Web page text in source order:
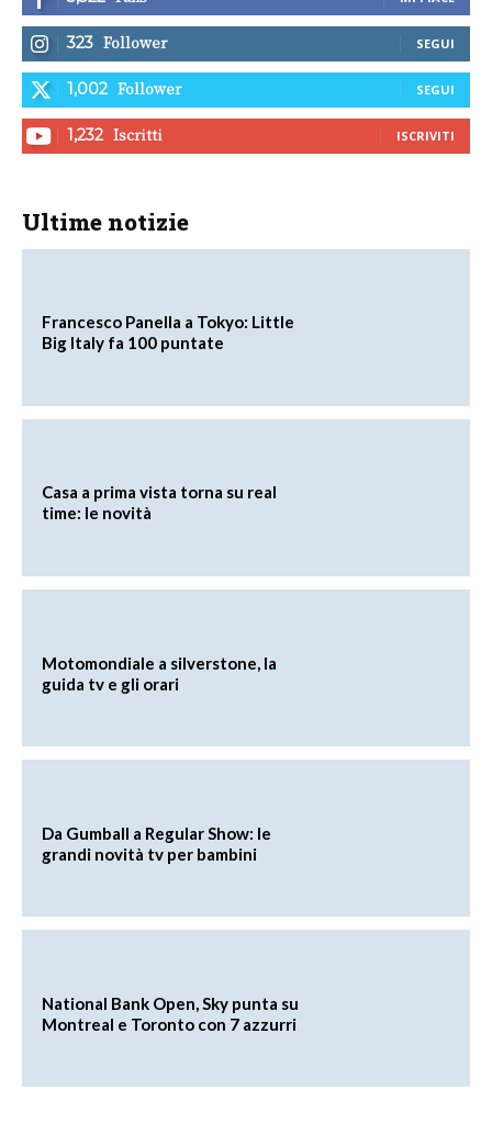
323 Follower SEGUI
1,002 Follower SEGUI
1,232 Iscritti ISCRIVITI
Ultime notizie
Francesco Panella a Tokyo: Little
Big Italy fa 100 puntate
Casa a prima vista torna su real
time: le novità
Motomondiale a silverstone, la
guida tv e gli orari
Da Gumball a Regular Show: le
grandi novità tv per bambini
National Bank Open, Sky punta su
Montreal e Toronto con 7 azzurri